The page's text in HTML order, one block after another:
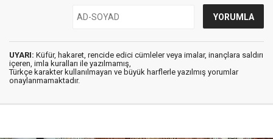
UYARI: Küfür, hakaret, rencide edici cümleler veya imalar, inançlara saldırı
içeren, imla kuralları ile yazılmamış,
Türkçe karakter kullanılmayan ve büyük harflerle yazılmış yorumlar
onaylanmamaktadır.